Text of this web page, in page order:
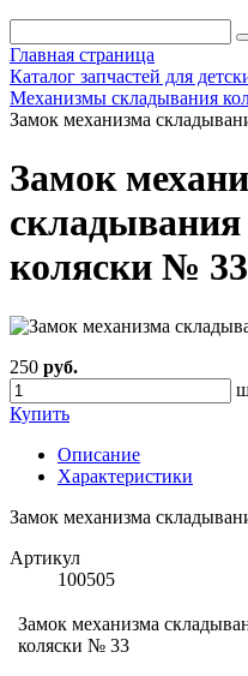
Главная страница
Каталог запчастей для
Механизмы складывания
Замок механизма
Замок
складывания
коляски № 33
250 руб.
Купить
Описание
Характеристики
Замок механизма
Артикул
100505
Замок механизма
коляски № 33